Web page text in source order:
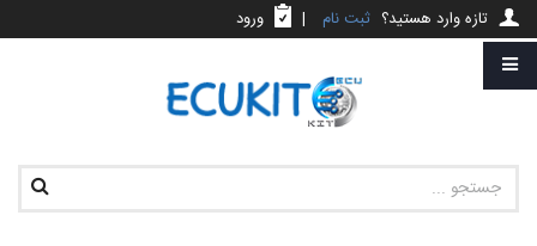
تازه وارد هستید؟ ثبت نام | ورود